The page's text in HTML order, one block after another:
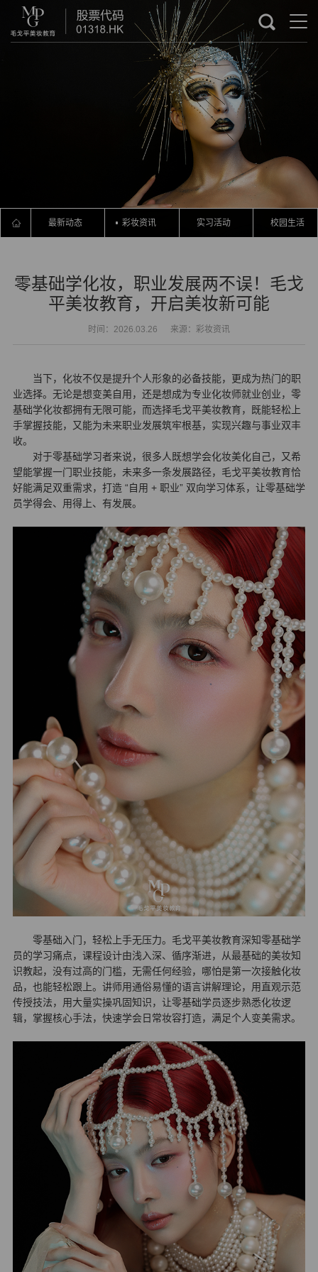
最新动态 彩妆资讯 实习活动 校园生活
零基础学化妆，职业发展两不误！毛戈
平美妆教育，开启美妆新可能
时间：2026.03.26 来源：彩妆资讯
当下，化妆不仅是提升个人形象的必备技能，更成为热门的职
业选择。无论是想变美自用，还是想成为专业化妆师就业创业，零
基础学化妆都拥有无限可能，而选择毛戈平美妆教育，既能轻松上
手掌握技能，又能为未来职业发展筑牢根基，实现兴趣与事业双丰
收。
对于零基础学习者来说，很多人既想学会化妆美化自己，又希
望能掌握一门职业技能，未来多一条发展路径，毛戈平美妆教育恰
好能满足双重需求，打造 “自用 + 职业” 双向学习体系，让零基础学
员学得会、用得上、有发展。
零基础入门，轻松上手无压力。毛戈平美妆教育深知零基础学
员的学习痛点，课程设计由浅入深、循序渐进，从最基础的美妆知
识教起，没有过高的门槛，无需任何经验，哪怕是第一次接触化妆
品，也能轻松跟上。讲师用通俗易懂的语言讲解理论，用直观示范
传授技法，用大量实操巩固知识，让零基础学员逐步熟悉化妆逻
辑，掌握核心手法，快速学会日常妆容打造，满足个人变美需求。